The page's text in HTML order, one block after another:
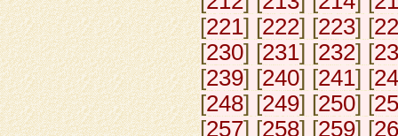
[221] [222] [223] [
[230] [231] [232] [
[239] [240] [241] [
[248] [249] [250] [
[257] [258] [259] [